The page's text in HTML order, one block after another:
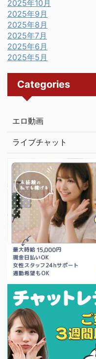
2025年10月
2025年9月
2025年8月
2025年7月
2025年6月
2025年5月
Categories
エロ動画
ライブチャット